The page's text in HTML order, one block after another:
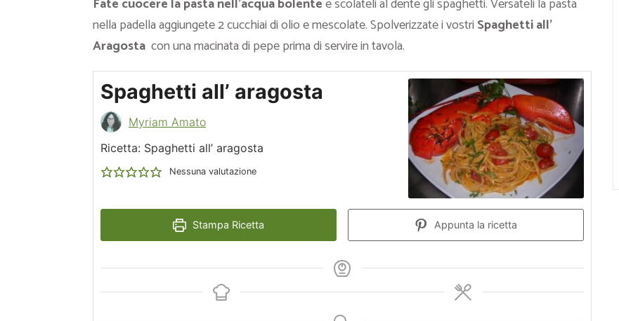
Fate cuocere la pasta nell’acqua bolentee scolateli al dente gli spaghetti. Versateli la pasta
nella padella aggiungete 2 cucchiai di olio e mescolate. Spolverizzate i vostri Spaghetti all’
Aragosta con una macinata di pepe prima di servire in tavola.
Spaghetti all’ aragosta
Myriam Amato
Ricetta: Spaghetti all’ aragosta
Nessuna valutazione
Stampa Ricetta Appunta la ricetta